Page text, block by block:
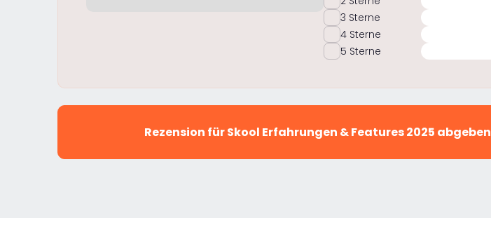
3 Sterne
4 Sterne
5 Sterne
Rezension für Skool Erfahrungen & Features 2025 abgeben